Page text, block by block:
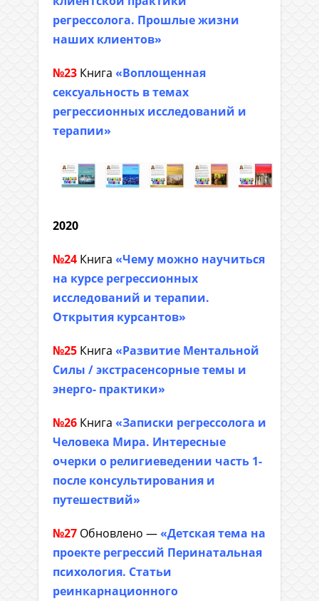
регрессолога. Прошлые жизни
наших клиентов»
№23 Книга «Воплощенная
сексуальность в темах
регрессионных исследований и
терапии»
2020
№24 Книга «Чему можно научиться
на курсе регрессионных
исследований и терапии.
Открытия курсантов»
№25 Книга «Развитие Ментальной
Силы / экстрасенсорные темы и
энерго- практики»
№26 Книга «Записки регрессолога и
Человека Мира. Интересные
очерки о религиеведении часть 1-
после консультирования и
путешествий»
№27 Обновлено —«Детская тема на
проекте регрессий Перинатальная
психология. Статьи
реинкарнационного